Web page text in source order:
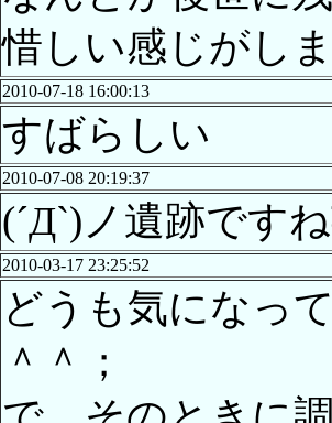
惜しい感じがし
2010-07-18 16:00:13
すばらしい
2010-07-08 20:19:37
(´Д`)ノ遺跡です
2010-03-17 23:25:52
どうも気になっ
＾＾；